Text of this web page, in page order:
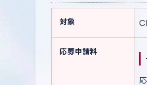
対象
応募申請料